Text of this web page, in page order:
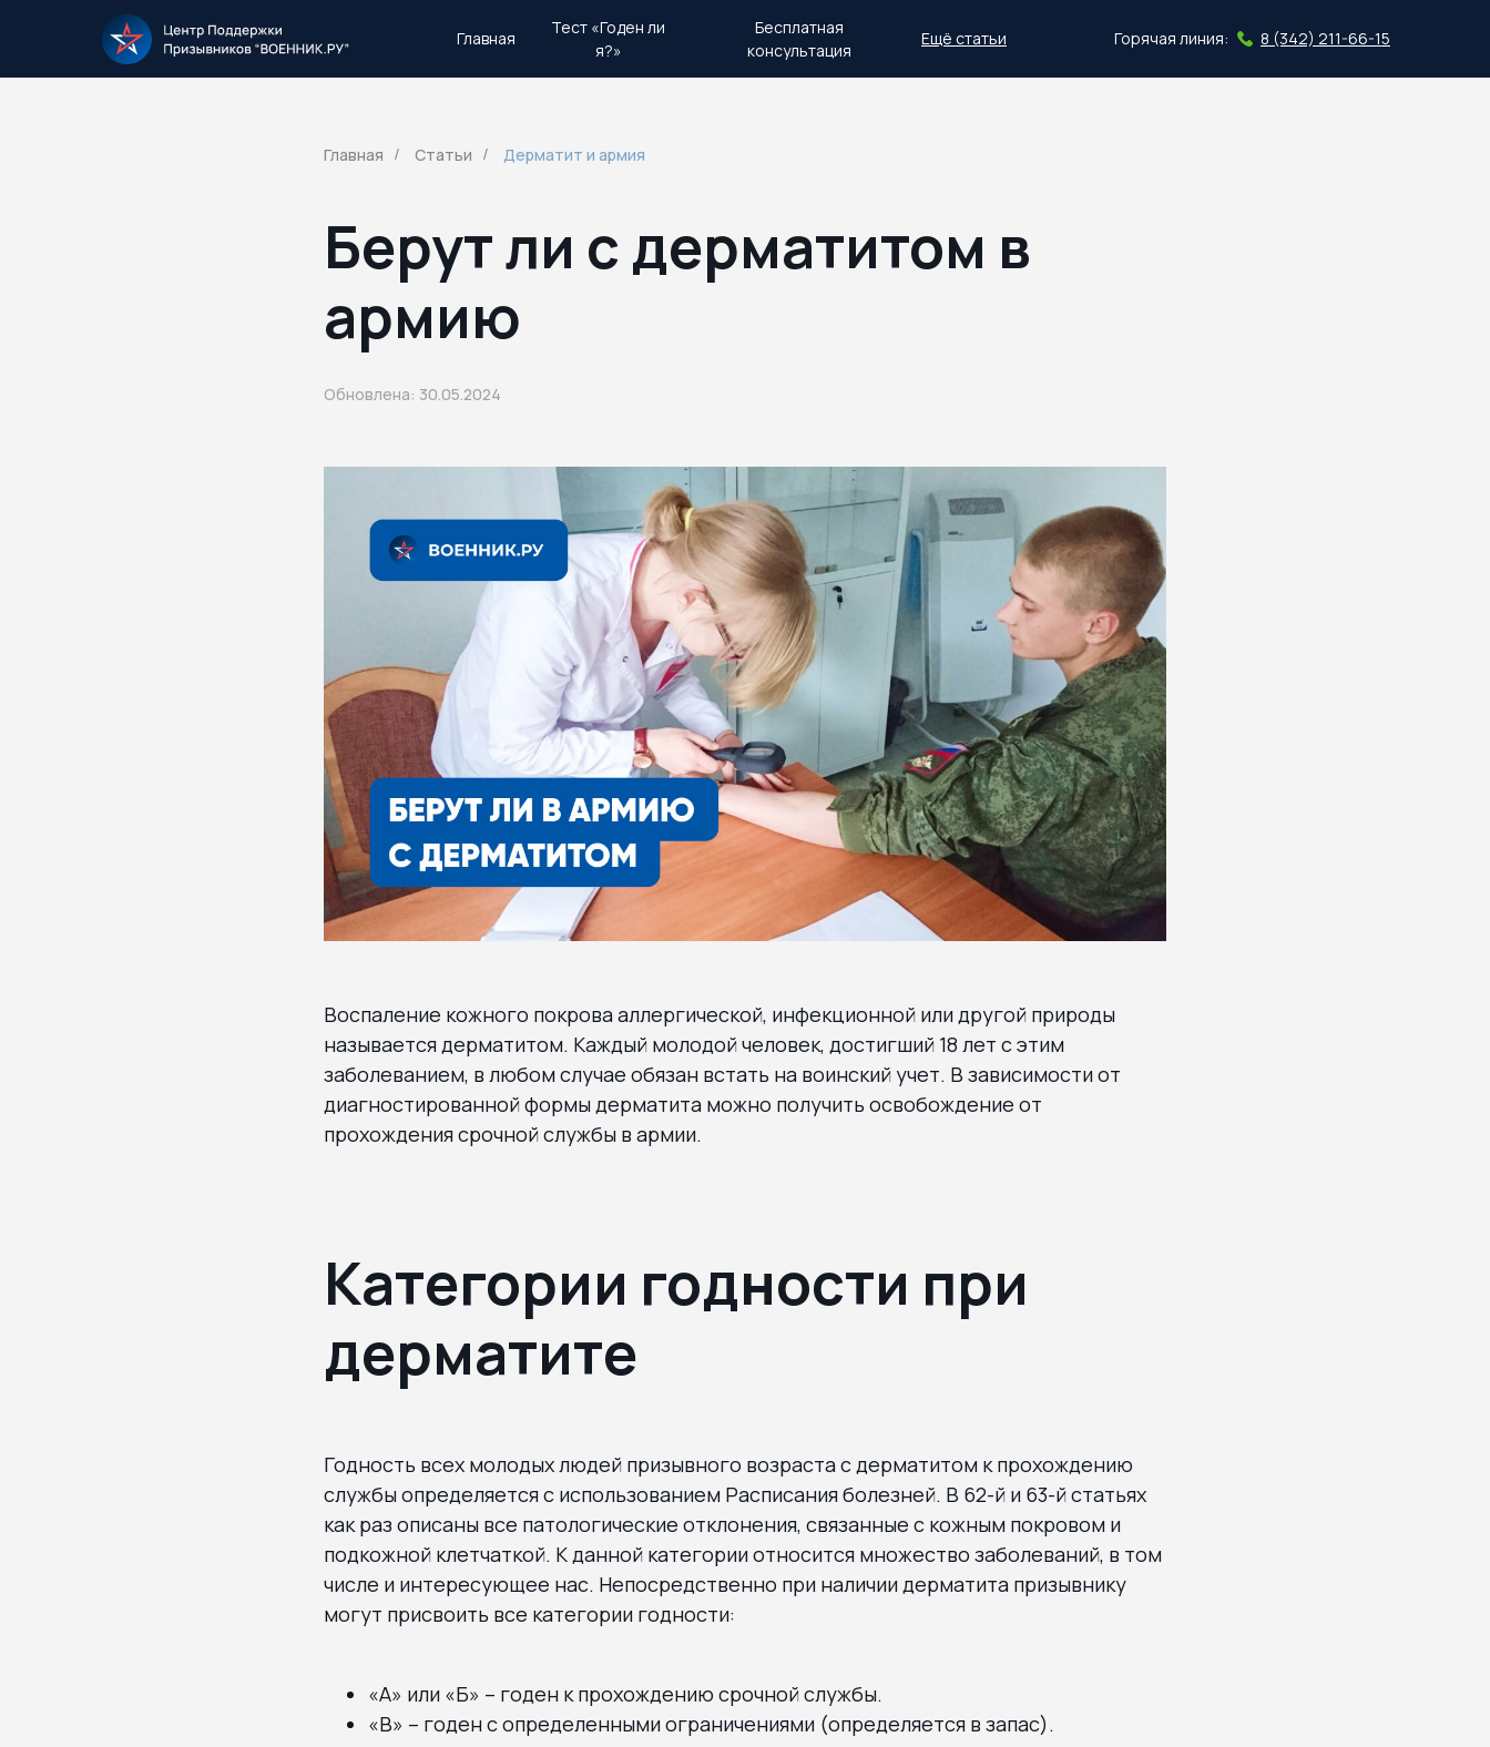
8 (342) 211-66-15
Горячая линия:
Ещё статьи
Тест «Годен ли
я?»
Главная
Бесплатная
консультация
Главная / Статьи / Дерматит и армия
Берут ли с дерматитом в
армию
Обновлена: 30.05.2024
Воспаление кожного покрова аллергической, инфекционной или другой природы
называется дерматитом. Каждый молодой человек, достигший 18 лет с этим
заболеванием, в любом случае обязан встать на воинский учет. В зависимости от
диагностированной формы дерматита можно получить освобождение от
прохождения срочной службы в армии.
Категории годности при
дерматите
Годность всех молодых людей призывного возраста с дерматитом к прохождению
службы определяется с использованием Расписания болезней. В 62-й и 63-й статьях
как раз описаны все патологические отклонения, связанные с кожным покровом и
подкожной клетчаткой. К данной категории относится множество заболеваний, в том
числе и интересующее нас. Непосредственно при наличии дерматита призывнику
могут присвоить все категории годности:
«А» или «Б» – годен к прохождению срочной службы.
«В» – годен с определенными ограничениями (определяется в запас).